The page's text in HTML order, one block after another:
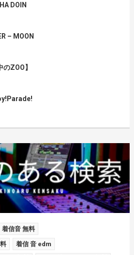
DOIN
– MOON
ZOO】
着信音 無料
着信 音 edm